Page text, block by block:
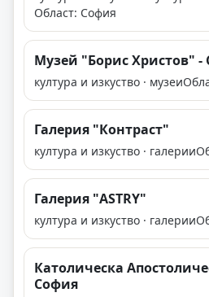
Област: София
Музей "Борис Христов" -
култура и изкуство · музеи
Галерия "Контраст"
култура и изкуство · галерии
Галерия "ASTRY"
култура и изкуство · галерии
Католическа
София